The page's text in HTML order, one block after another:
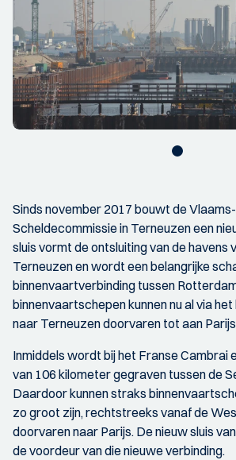
Sinds november 2017 bouwt de
Scheldecommissie in Terneuzen een
sluis vormt de ontsluiting van de havens
Terneuzen en wordt een belangrijke
binnenvaartverbinding tussen
binnenvaartschepen kunnen nu al via
naar Terneuzen doorvaren tot aan
Inmiddels wordt bij het Franse Cambrai
van 106 kilometer gegraven tussen de
Daardoor kunnen straks
zo groot zijn, rechtstreeks vanaf de
doorvaren naar Parijs. De nieuw sluis
de voordeur van die nieuwe verbinding.